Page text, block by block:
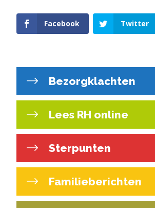
Facebook Twitter
Bezorgklachten
Lees RH online
Sterpunten
Familieberichten